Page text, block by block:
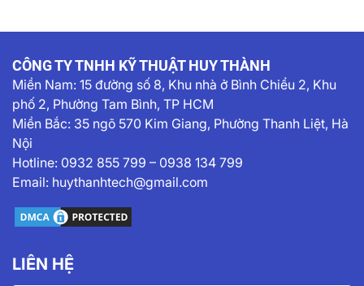
CÔNG TY TNHH KỸ THUẬT HUY THÀNH
Miền Nam: 15 đường số 8, Khu nhà ở Bình Chiểu 2, Khu
phố 2, Phường Tam Bình, TP HCM
Miền Bắc: 35 ngõ 570 Kim Giang, Phường Thanh Liệt, Hà
Nội
Hotline: 0932 855 799 – 0938 134 799
Email: huythanhtech@gmail.com
LIÊN HỆ